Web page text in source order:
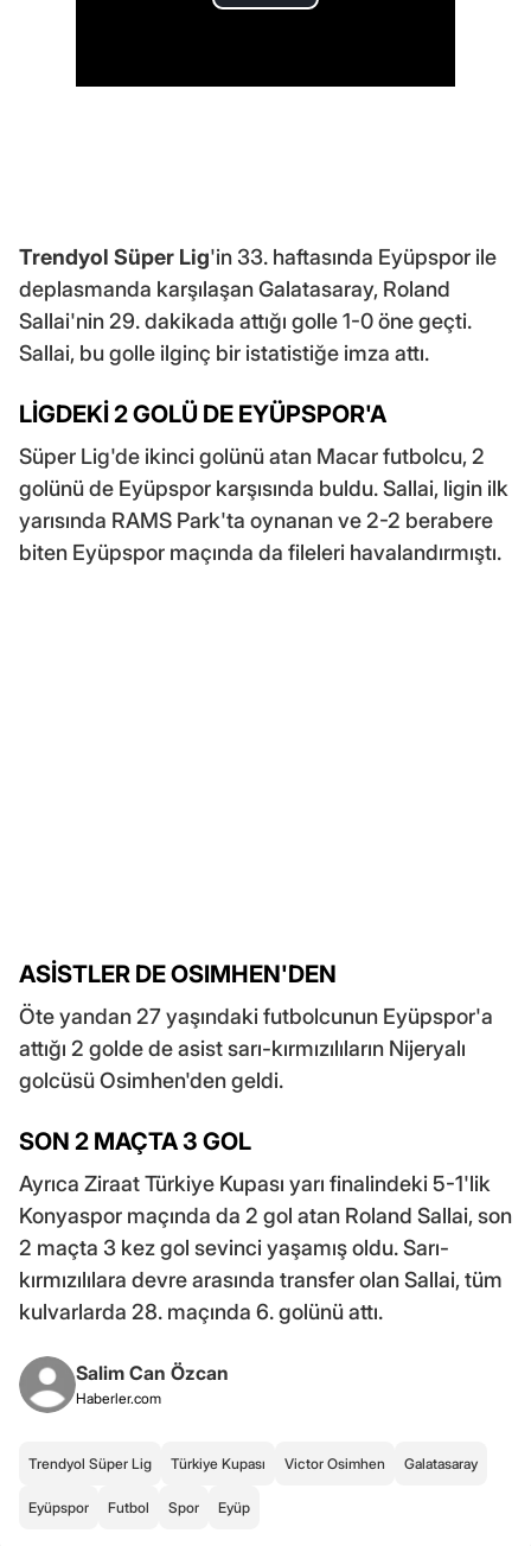
Trendyol Süper Lig'in 33. haftasında Eyüpspor ile
deplasmanda karşılaşan Galatasaray, Roland
Sallai'nin 29. dakikada attığı golle 1-0 öne geçti.
Sallai, bu golle ilginç bir istatistiğe imza attı.
LİGDEKİ 2 GOLÜ DE EYÜPSPOR'A
Süper Lig'de ikinci golünü atan Macar futbolcu, 2
golünü de Eyüpspor karşısında buldu. Sallai, ligin ilk
yarısında RAMS Park'ta oynanan ve 2-2 berabere
biten Eyüpspor maçında da fileleri havalandırmıştı.
ASİSTLER DE OSIMHEN'DEN
Öte yandan 27 yaşındaki futbolcunun Eyüpspor'a
attığı 2 golde de asist sarı-kırmızılıların Nijeryalı
golcüsü Osimhen'den geldi.
SON 2 MAÇTA 3 GOL
Ayrıca Ziraat Türkiye Kupası yarı finalindeki 5-1'lik
Konyaspor maçında da 2 gol atan Roland Sallai, son
2 maçta 3 kez gol sevinci yaşamış oldu. Sarı-
kırmızılılara devre arasında transfer olan Sallai, tüm
kulvarlarda 28. maçında 6. golünü attı.
Salim Can Özcan
Haberler.com
Trendyol Süper Lig Türkiye Kupası Victor Osimhen Galatasaray
Eyüpspor Futbol Spor Eyüp